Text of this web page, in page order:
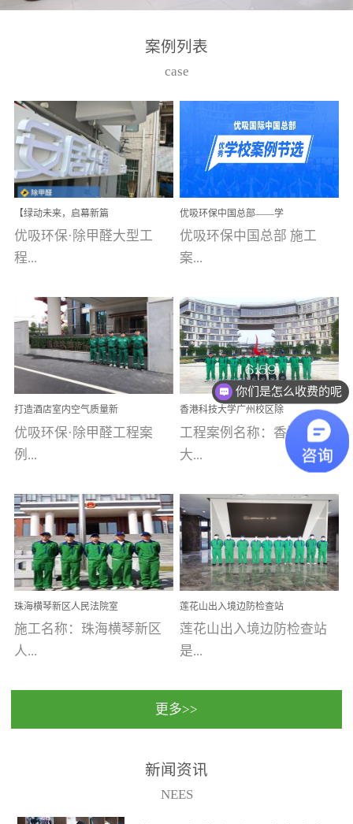
高技能的团队。汇聚了众
取得了多项产品技术专利
和多项国家版权局著作
权，获得高新技术企业称
号。生产优势自主生产自
给自足，优吸公司于2015
在广州番禺区成功建立产
品线生产基地，工厂拥有
自动化生产设备和成熟的
选择源头源材料、严控产
品质量，我们每一批的生
产产品都经过严格的质检
程序；生产车间为优吸总
部和全国分支机构生产光
触媒、净醛王、祛味剂等
优吸系列产品，保质保量
完成生产任务，确保全国
求。资质优势团队优势分
支优势优吸环保是一棵正
茁壮成长的树，只要我们
人人都爱护她、珍惜她、
她将越来越枝繁叶茂，终
将会成为一棵参天大树！
优吸环保截止2020年拥有
全国600家网点分支机构。
案例列表
case
【绿动未来，启幕新篇
章】优吸环保中标深圳安
居乐寓，超大型工装室内
空气治理项目顺利启航，
优吸环保·除甲醛大型工
程...
案例【深圳安居乐寓】室
内空气治理项目深圳安居
乐寓 深圳市安居乐寓
为深圳安居集团旗下城...
优吸环保中国总部——学
校施工案例(节选)
优吸环保中国总部 施工
案...
例(学校工装节选)广州南沙
小学(珠江湾校区)项目地
址：广州市南沙区海滨路
南沙珠江湾江门市蓬江区
禾...
打造酒店室内空气质量新
标杆——优吸环保·标杆之
作：东莞美豪雅致酒店室
内空气治理工程纪实
优吸环保·除甲醛工程案
例...
【东莞美豪雅致酒店】室
内空气治理项目东莞美豪
雅致酒店 东莞美豪雅
致酒店是为中高端人士...
香港科技大学广州校区除
甲醛项目圆满完成
工程案例名称：香港科技
大...
学广州校区室内空气治
理 工程案例地址：广
州南沙区·香港科技大学(广
州)校区 工程案...
珠海横琴新区人民法院室
内除甲醛空气治理项目
施工名称：珠海横琴新区
人...
民法院室内除甲醛空气治
保施工日期：2020年1月珠
莲花山出入境边防检查站
室内除甲醛空气治理项目
莲花山出入境边防检查站
是...
国家通过设在对外开放口
（及各出入境边防检查
更多>>
新闻资讯
NEES
你们是怎么收费的呢
现在有优惠活动吗